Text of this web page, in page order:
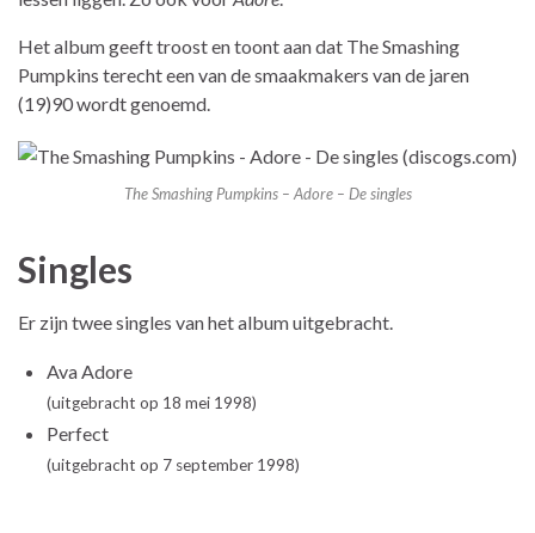
Het album geeft troost en toont aan dat The Smashing
Pumpkins terecht een van de smaakmakers van de jaren
(19)90 wordt genoemd.
The Smashing Pumpkins – Adore – De singles
Singles
Er zijn twee singles van het album uitgebracht.
Ava Adore
(uitgebracht op 18 mei 1998)
Perfect
(uitgebracht op 7 september 1998)